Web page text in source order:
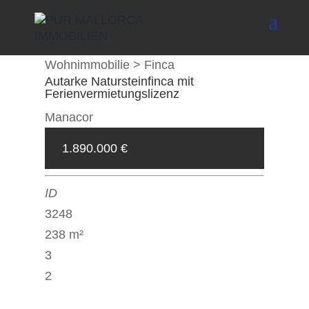
Wohnimmobilie > Finca
Autarke Natursteinfinca mit
Ferienvermietungslizenz
Manacor
1.890.000 €
3248
238 m²
3
2